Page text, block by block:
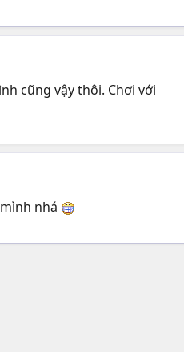
cũng vậy thôi. Chơi với
nhá